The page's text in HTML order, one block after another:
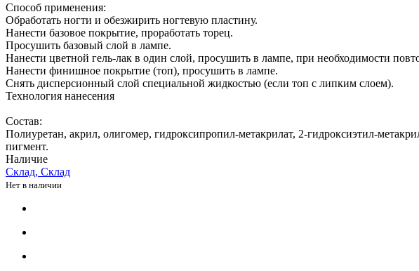
Способ применения:
Обработать ногти и обезжирить ногтевую пластину.
Нанести базовое покрытие, проработать торец.
Просушить базовый слой в лампе.
Нанести цветной гель-лак в один слой, просушить в лампе, при необходимости
Нанести финишное покрытие (топ), просушить в лампе.
Снять дисперсионный слой специальной жидкостью (если топ с липким слоем).
Технология нанесения
Состав:
Полиуретан, акрил, олигомер, гидроксипропил-метакрилат, 2-гидроксиэтил-
пигмент.
Наличие
Склад, Склад
Нет в наличии